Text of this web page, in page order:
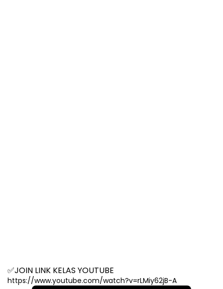
✅JOIN LINK KELAS YOUTUBE
https://www.youtube.com/watch?v=rLMiy62jB-A